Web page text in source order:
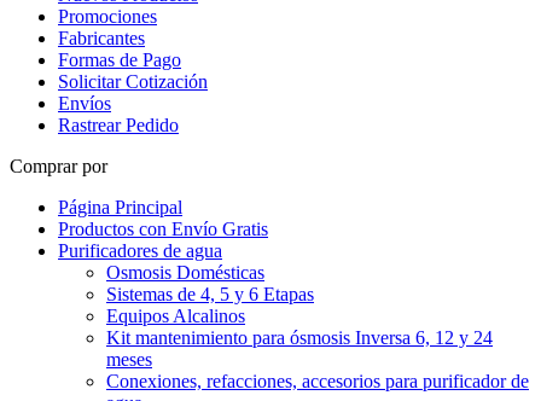
Promociones
Fabricantes
Formas de Pago
Solicitar Cotización
Envíos
Rastrear Pedido
Comprar por
Página Principal
Productos con Envío Gratis
Purificadores de agua
Osmosis Domésticas
Sistemas de 4, 5 y 6 Etapas
Equipos Alcalinos
Kit mantenimiento para ósmosis Inversa 6, 12 y 24
meses
Conexiones, refacciones, accesorios para purificador de